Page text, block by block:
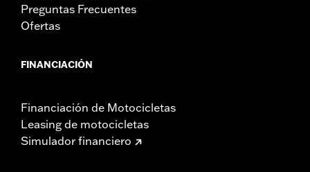
Preguntas Frecuentes
Ofertas
FINANCIACIÓN
Financiación de Motocicletas
Leasing de motocicletas
Simulador financiero